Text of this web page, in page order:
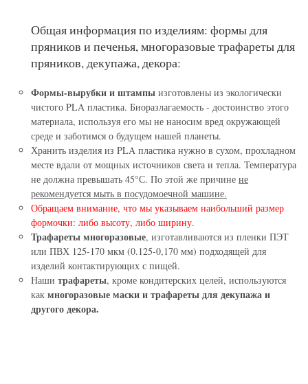
Общая информация по изделиям: формы для
пряников и печенья, многоразовые трафареты для
пряников, декупажа, декора:
Формы-вырубки и штампы изготовлены из экологически
чистого PLA пластика. Биоразлагаемость - достоинство этого
материала, используя его мы не наносим вред окружающей
среде и заботимся о будущем нашей планеты.
Хранить изделия из PLA пластика нужно в сухом, прохладном
месте вдали от мощных источников света и тепла. Температура
не должна превышать 45°С. По этой же причине не
рекомендуется мыть в посудомоечной машине.
Обращаем внимание, что мы указываем наибольший размер
формочки: либо высоту, либо ширину.
Трафареты многоразовые, изготавливаются из пленки ПЭТ
или ПВХ 125-170 мкм (0.125-0,170 мм) подходящей для
изделий контактирующих с пищей.
Наши трафареты, кроме кондитерских целей, используются
как многоразовые маски и трафареты для декупажа и
другого декора.